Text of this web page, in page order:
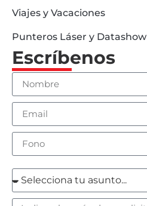
Viajes y Vacaciones
Punteros Láser y Datashow
Escríbenos